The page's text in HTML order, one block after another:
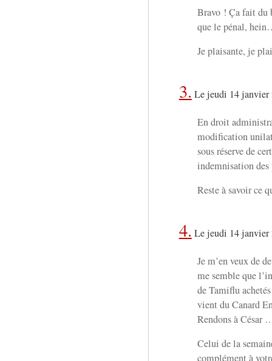
Bravo ! Ça fait du
que le pénal,
Je plaisante, je
3. Le jeudi 14 janvier
En droit
modification
sous réserve de
indemnisation des
Reste à savoir ce
4. Le jeudi 14 janvier
Je m’en veux de
me semble que
de Tamiflu
vient du Canard
Rendons à César
Celui de la
complément à